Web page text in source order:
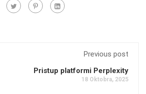
Previous post
Pristup platformi Perplexity
18 Oktobra, 2025